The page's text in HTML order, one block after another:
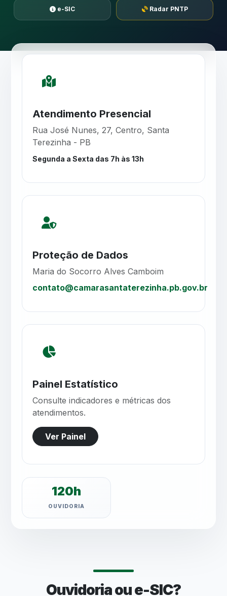
e-SIC Radar PNTP
Atendimento Presencial
Rua José Nunes, 27, Centro, Santa
Terezinha - PB
Segunda a Sexta das 7h às 13h
Proteção de Dados
Maria do Socorro Alves Camboim
contato@camarasantaterezinha.pb.gov.br
Painel Estatístico
Consulte indicadores e métricas dos
atendimentos.
Ver Painel
120h
OUVIDORIA
Ouvidoria ou e-SIC?